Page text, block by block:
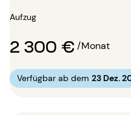
Aufzug
2 300 €/Monat
Verfügbar ab dem 23 Dez.